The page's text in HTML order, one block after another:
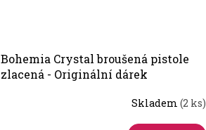
Bohemia Crystal broušená pistole
zlacená - Originální dárek
Skladem(2 ks)